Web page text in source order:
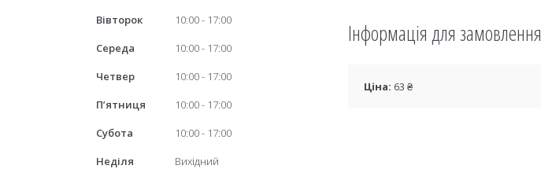
Інформація для замовлення
Ціна: 63 ₴
Вівторок
10:00
17:00
Середа
10:00
17:00
Четвер
10:00
17:00
Пʼятниця
10:00
17:00
Субота
10:00
17:00
Неділя
Вихідний